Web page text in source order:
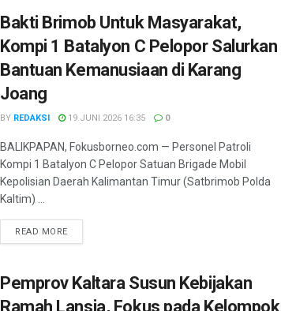
Bakti Brimob Untuk Masyarakat,
Kompi 1 Batalyon C Pelopor Salurkan
Bantuan Kemanusiaan di Karang
Joang
BY REDAKSI 19 JUNI 2026 16:35 0
BALIKPAPAN, Fokusborneo.com — Personel Patroli
Kompi 1 Batalyon C Pelopor Satuan Brigade Mobil
Kepolisian Daerah Kalimantan Timur (Satbrimob Polda
Kaltim) ...
READ MOREDETAILS
Pemprov Kaltara Susun Kebijakan
Ramah Lansia, Fokus pada Kelompok